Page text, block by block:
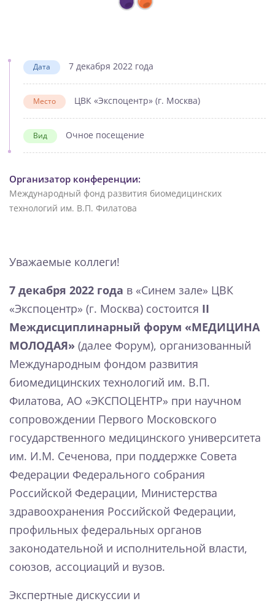
Дата 7 декабря 2022 года
Место ЦВК «Экспоцентр» (г. Москва)
Вид Очное посещение
Организатор конференции:
Международный фонд развития биомедицинских
технологий им. В.П. Филатова
Уважаемые коллеги!
7 декабря 2022 года в «Синем зале» ЦВК
«Экспоцентр» (г. Москва) состоится II
Междисциплинарный форум «МЕДИЦИНА
МОЛОДАЯ» (далее Форум), организованный
Международным фондом развития
биомедицинских технологий им. В.П.
Филатова, АО «ЭКСПОЦЕНТР» при научном
сопровождении Первого Московского
государственного медицинского университета
им. И.М. Сеченова, при поддержке Совета
Федерации Федерального собрания
Российской Федерации, Министерства
здравоохранения Российской Федерации,
профильных федеральных органов
законодательной и исполнительной власти,
союзов, ассоциаций и вузов.
Экспертные дискуссии и